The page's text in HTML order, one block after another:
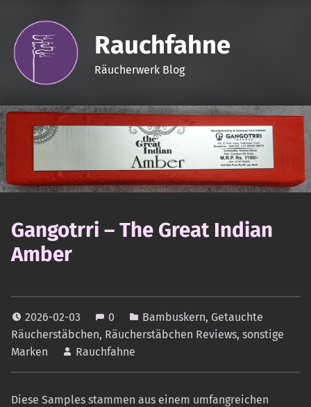
Rauchfahne
Räucherwerk Blog
Gangotrri – The Great Indian
Amber
2026-02-03 0 Bambuskern, Getauchte
Räucherstäbchen, Räucherstäbchen Reviews, sonstige
Marken
Rauchfahne
Diese Samples stammen aus einem umfangreichen